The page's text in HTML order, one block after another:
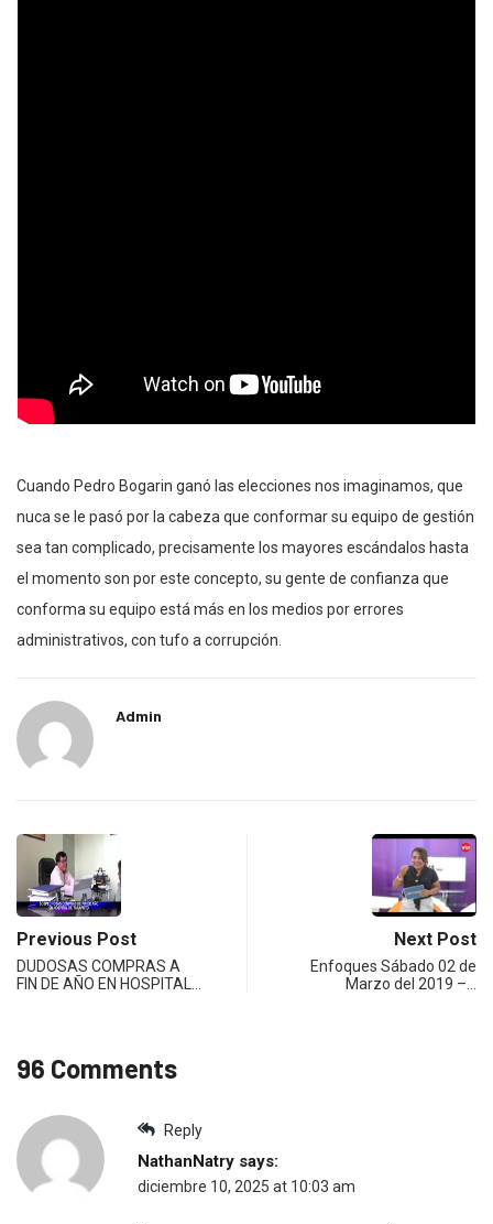
Cuando Pedro Bogarin ganó las elecciones nos imaginamos, que
nuca se le pasó por la cabeza que conformar su equipo de gestión
sea tan complicado, precisamente los mayores escándalos hasta
el momento son por este concepto, su gente de confianza que
conforma su equipo está más en los medios por errores
administrativos, con tufo a corrupción.
Admin
Previous Post
DUDOSAS COMPRAS A
FIN DE AÑO EN HOSPITAL…
Next Post
Enfoques Sábado 02 de
Marzo del 2019 –…
96 Comments
Reply
NathanNatry says:
diciembre 10, 2025 at 10:03 am